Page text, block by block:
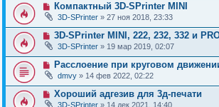
Компактный 3D-SPrinter MINI
3D-SPrinter » 27 ноя 2018, 23:33
3D-SPrinter MINI, 222, 232, 332 и
3D-SPrinter » 19 мар 2019, 02:07
Расслоение при круговом
dmvy » 14 фев 2022, 02:22
Хороший адгезив для 3д-печати
3D-SPrinter » 14 дек 2021, 14:40